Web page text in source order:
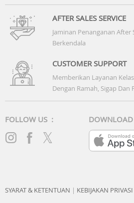
AFTER SALES SERVICE
Jaminan Penanganan After
Berkendala
CUSTOMER SUPPORT
Memberikan Layanan
Dengan Ramah, Sigap Dan
FOLLOW US :
SYARAT & KETENTUAN | KEBIJAKAN PRIVASI